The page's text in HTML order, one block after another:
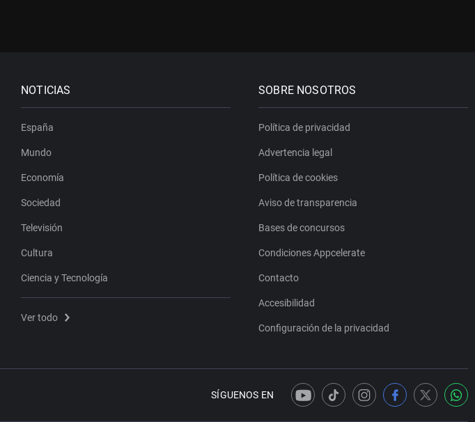
NOTICIAS
España
Mundo
Economía
Sociedad
Televisión
Cultura
Ciencia y Tecnología
Ver todo
SOBRE NOSOTROS
Política de privacidad
Advertencia legal
Política de cookies
Aviso de transparencia
Bases de concursos
Condiciones Appcelerate
Contacto
Accesibilidad
Configuración de la privacidad
SÍGUENOS EN